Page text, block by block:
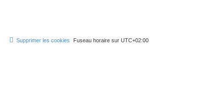
Fuseau horaire sur UTC+02:00
Supprimer les cookies